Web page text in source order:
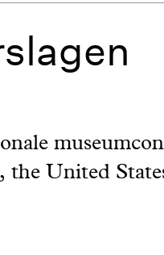
the United